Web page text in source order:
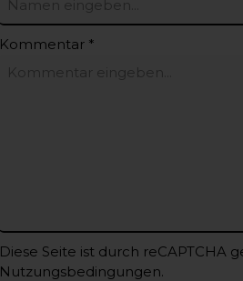
Kommentar *
Diese Seite ist durch reCAPTCHA
Nutzungsbedingungen.